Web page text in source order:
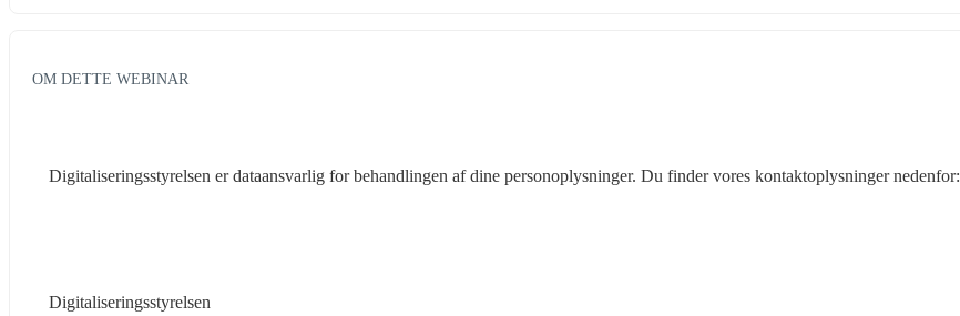
OM DETTE WEBINAR
Digitaliseringsstyrelsen er dataansvarlig for behandlingen af dine personoplysninger. Du finder vores kontaktoplysninger nedenfor:
Digitaliseringsstyrelsen